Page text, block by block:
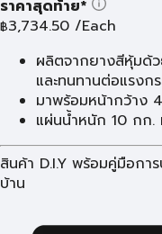
ราคาสุดท้าย*
฿3,734.50 /Each
ผลิตจากยางสีหุ้มด้
และทนทานต่อแรงก
มาพร้อมหน้ากว้าง
แผ่นน้ำหนัก 10 กก.
สินค้า D.I.Y พร้อมคู่มือกา
บ้าน